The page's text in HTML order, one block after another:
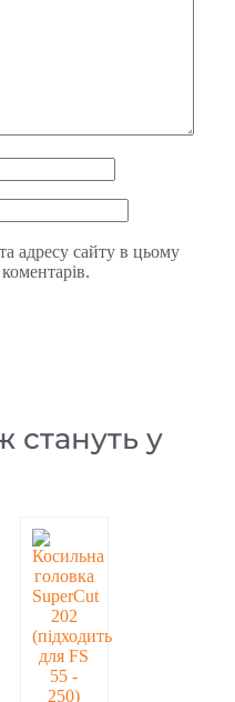
адресу сайту в цьому
стануть у